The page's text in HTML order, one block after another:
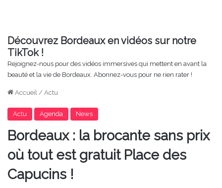
Découvrez Bordeaux en vidéos sur notre
TikTok !
Rejoignez-nous pour des vidéos immersives qui mettent en avant la
beauté et la vie de Bordeaux. Abonnez-vous pour ne rien rater !
Accueil / Actu
Actu Agenda News
Bordeaux : la brocante sans prix
où tout est gratuit Place des
Capucins !